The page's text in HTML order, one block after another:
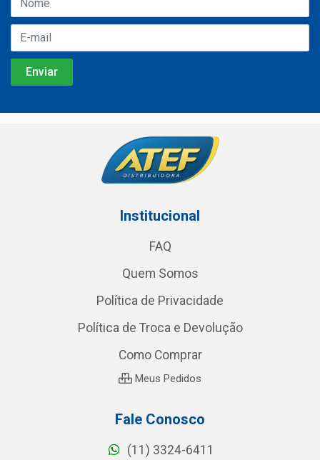
Institucional
FAQ
Quem Somos
Política de Privacidade
Política de Troca e Devolução
Como Comprar
Meus Pedidos
Fale Conosco
(11) 3324-6411